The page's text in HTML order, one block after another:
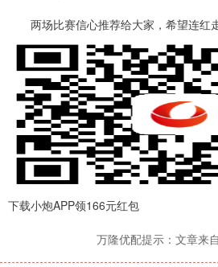
两场比赛信心推荐给大家，希望连红
下载小炮APP领166元红包
万隆优配提示：文章来